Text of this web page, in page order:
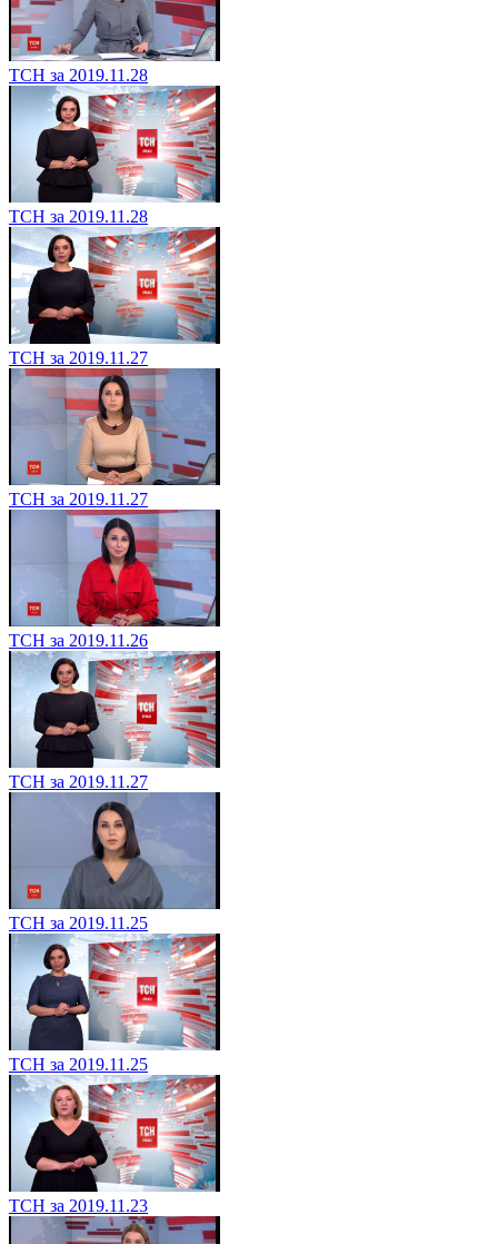
ТСН за 2019.11.28
ТСН за 2019.11.28
ТСН за 2019.11.27
ТСН за 2019.11.27
ТСН за 2019.11.26
ТСН за 2019.11.27
ТСН за 2019.11.25
ТСН за 2019.11.25
ТСН за 2019.11.23